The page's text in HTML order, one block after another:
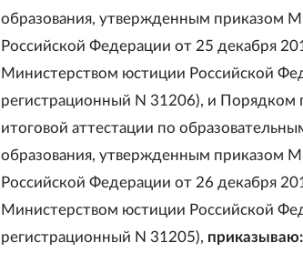
образования, утвержденным приказом
Российской Федерации от 25 декабря
Министерством юстиции Российской
регистрационный N 31206), и Порядком
итоговой аттестации по
образования, утвержденным приказом
Российской Федерации от 26 декабря
Министерством юстиции Российской
регистрационный N 31205), приказываю: